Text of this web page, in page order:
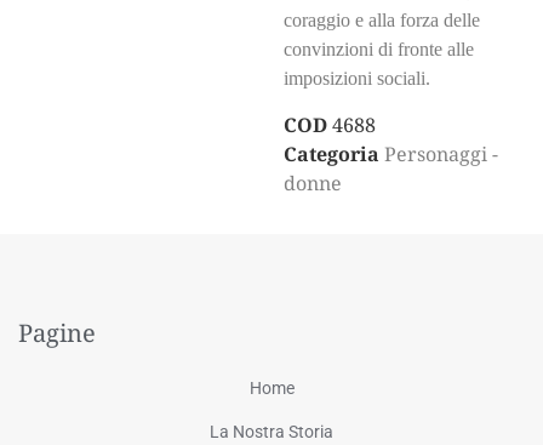
coraggio e alla forza delle
convinzioni di fronte alle
imposizioni sociali.
COD4688
Categoria Personaggi -
donne
Pagine
Home
La Nostra Storia